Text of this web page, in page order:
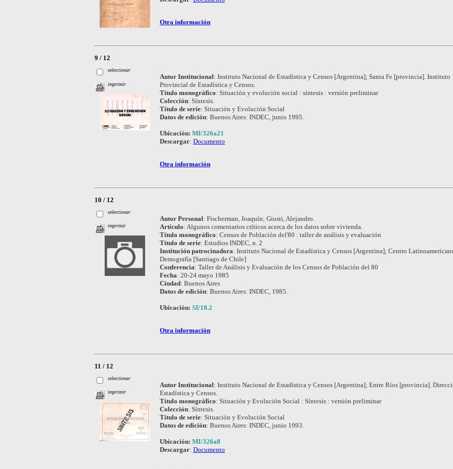
Otra información
9 / 12
seleccionar
imprimir
Autor Institucional: Instituto Nacional de Estadística y Censos [Argentina]; Santa Fe [provincia]. Instituto
Provincial de Estadística y Censos.
Título monográfico: Situación y evolución social : síntesis : versión preliminar
Colección: Síntesis.
Título de serie: Situación y Evolución Social
Datos de edición: Buenos Aires: INDEC, junio 1995.
Ubicación: MI/326a21
Descargar: Documento
Otra información
10 / 12
seleccionar
imprimir
Autor Personal: Fischerman, Joaquín; Giusti, Alejandro.
Artículo: Algunos comentarios críticos acerca de los datos sobre vivienda.
Título monográfico: Censos de Población del'80 : taller de análisis y evaluación
Título de serie: Estudios INDEC, n. 2
Institución patrocinadora: Instituto Nacional de Estadística y Censos [Argentina]; Centro
Demografía [Santiago de Chile]
Conferencia: Taller de Análisis y Evaluación de los Censos de Población del 80
Fecha: 20-24 mayo 1985
Ciudad: Buenos Aires
Datos de edición: Buenos Aires: INDEC, 1985.
Ubicación: SI/10.2
Otra información
11 / 12
seleccionar
imprimir
Autor Institucional: Instituto Nacional de Estadística y Censos [Argentina]; Entre Ríos [provincia].
Estadística y Censos.
Título monográfico: Situación y Evolución Social : Síntesis : versión preliminar
Colección: Síntesis.
Título de serie: Situación y Evolución Social
Datos de edición: Buenos Aires: INDEC, junio 1993.
Ubicación: MI/326a8
Descargar: Documento